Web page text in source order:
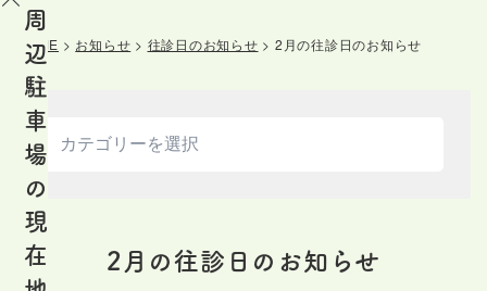
周
辺
駐
車
場
の
現
在
HOME > お知らせ > 往診日のお知らせ > 2月の往診日のお知らせ
2月の往診日のお知らせ